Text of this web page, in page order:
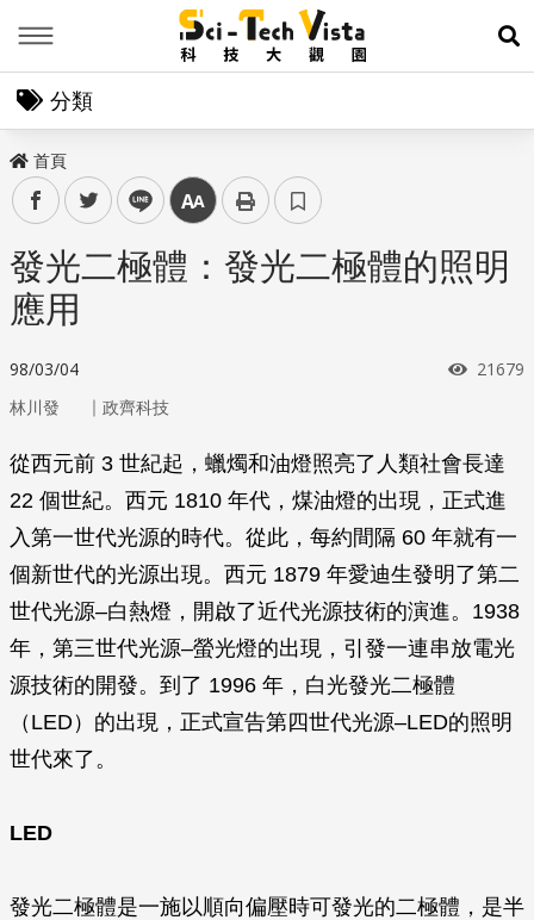
展
分類
首頁
facebooktwitter line 中
發光二極體：發光二極體的照明
應用
98/03/04 瀏覽次
21679
林川發 ｜ 政齊科技
從西元前 3 世紀起，蠟燭和油燈照亮了人類社會長達
22 個世紀。西元 1810 年代，煤油燈的出現，正式進
入第一世代光源的時代。從此，每約間隔 60 年就有一
個新世代的光源出現。西元 1879 年愛迪生發明了第二
世代光源–白熱燈，開啟了近代光源技術的演進。1938
年，第三世代光源–螢光燈的出現，引發一連串放電光
源技術的開發。到了 1996 年，白光發光二極體
（LED）的出現，正式宣告第四世代光源–LED的照明
世代來了。
LED
發光二極體是一施以順向偏壓時可發光的二極體，是半